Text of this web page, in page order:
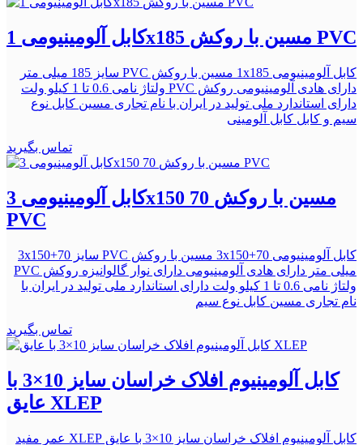
کابل آلومینیومی 1x185 مسین با روکش PVC
کابل آلومینیومی 1x185 مسین با روکش PVC سایز 185 میلی متر
دارای هادی آلومینیومی روکش PVC ولتاژ نامی 0.6 تا 1 کیلو ولت
دارای استاندارد ملی تولید در ایران با نام تجاری مسین کابل نوع
سیم و کابل کابل آلومینی
تماس بگیرید
کابل آلومینیومی 3x150 70 مسین با روکش
PVC
کابل آلومینیومی 3x150+70 مسین با روکش PVC سایز 3x150+70
میلی متر دارای هادی آلومینیومی دارای نوار گالوانیزه روکش PVC
ولتاژ نامی 0.6 تا 1 کیلو ولت دارای استاندارد ملی تولید در ایران با
نام تجاری مسین کابل نوع سیم
تماس بگیرید
کابل آلومینیوم افلاک خراسان سایز 10×3 با
عایق XLEP
کابل آلومینیوم افلاک خراسان سایز 10×3 با عایق XLEP عمر مفید